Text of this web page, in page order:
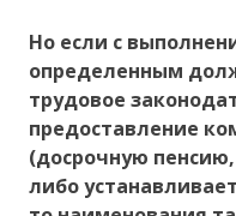
Но если с
определенным
трудовое
предоставление
(досрочную
либо